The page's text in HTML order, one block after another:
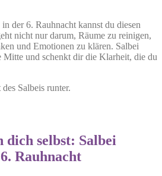
der 6. Rauhnacht kannst du diesen
nicht nur darum, Räume zu reinigen,
und Emotionen zu klären. Salbei
und schenkt dir die Klarheit, die du
Salbeis runter.
dich selbst: Salbei
Rauhnacht